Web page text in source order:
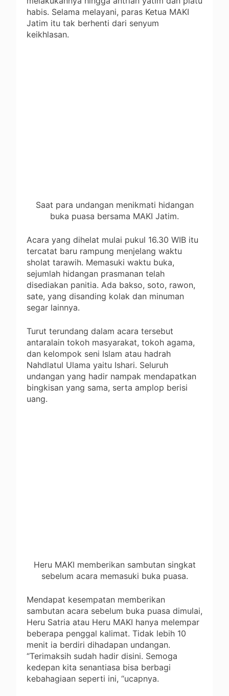
habis. Selama melayani, paras Ketua MAKI
Jatim itu tak berhenti dari senyum
keikhlasan.
Saat para undangan menikmati hidangan
buka puasa bersama MAKI Jatim.
Acara yang dihelat mulai pukul 16.30 WIB itu
tercatat baru rampung menjelang waktu
sholat tarawih. Memasuki waktu buka,
sejumlah hidangan prasmanan telah
disediakan panitia. Ada bakso, soto, rawon,
sate, yang disanding kolak dan minuman
segar lainnya.
Turut terundang dalam acara tersebut
antaralain tokoh masyarakat, tokoh agama,
dan kelompok seni Islam atau hadrah
Nahdlatul Ulama yaitu Ishari. Seluruh
undangan yang hadir nampak mendapatkan
bingkisan yang sama, serta amplop berisi
uang.
Heru MAKI memberikan sambutan singkat
sebelum acara memasuki buka puasa.
Mendapat kesempatan memberikan
sambutan acara sebelum buka puasa dimulai,
Heru Satria atau Heru MAKI hanya melempar
beberapa penggal kalimat. Tidak lebih 10
menit ia berdiri dihadapan undangan.
“Terimaksih sudah hadir disini. Semoga
kedepan kita senantiasa bisa berbagi
kebahagiaan seperti ini, “ucapnya.